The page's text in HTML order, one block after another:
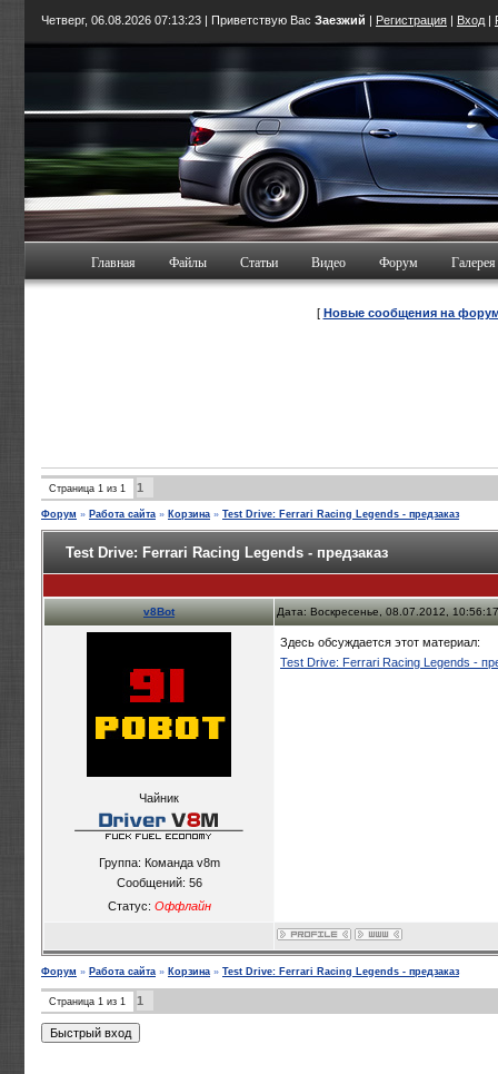
Четверг, 06.08.2026 07:13:23 | Приветствую Вас Заезжий | Регистрация | Вход |
Главная Файлы Статьи Видео Форум Галерея
[ Новые сообщения на
Страница 1 из 1 1
Форум » Работа сайта » Корзина » Test Drive: Ferrari Racing Legends - предзаказ
Test Drive: Ferrari Racing Legends - предзаказ
v8Bot Дата: Воскресенье, 08.07.2012,
Чайник
Группа: Команда v8m
Сообщений: 56
Статус: Оффлайн
Здесь обсуждается этот материал:
Test Drive: Ferrari Racing Legends -
Форум » Работа сайта » Корзина » Test Drive: Ferrari Racing Legends - предзаказ
Страница 1 из 1 1